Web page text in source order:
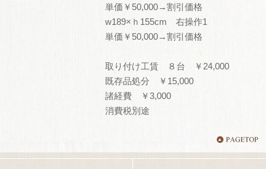
単価￥50,000→割引価格
w189×ｈ155cm 右操作1
単価￥50,000→割引価格
取り付け工賃 ８台 ￥24,000
既存品処分 ￥15,000
諸経費 ￥3,000
消費税別途